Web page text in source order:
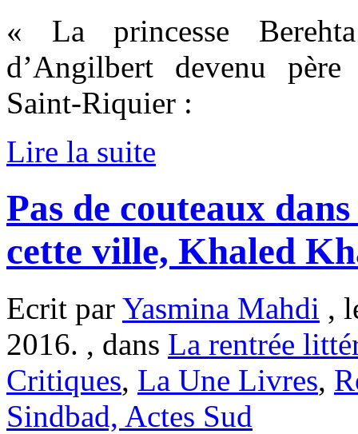
« La princesse
d’Angilbert devenu
Saint-Riquier :
Lire la suite
Pas de couteaux
cette ville, Khaled
Ecrit par Yasmina Mahdi ,
2016. , dans La rentrée
Critiques, La Une Livres,
Sindbad, Actes Sud